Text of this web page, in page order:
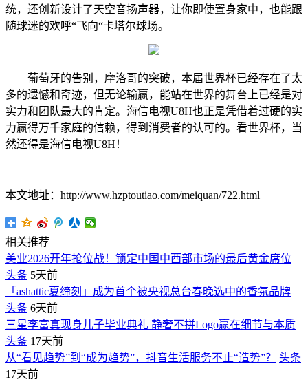
统，还创新设计了天空音扬声器，让你即使置身家中，也能跟
随球迷的欢呼“飞向“卡塔尔球场。
葡萄牙的告别，摩洛哥的突破，本届世界杯已经存在了太
多的遗憾和奇迹，但无论输赢，能站在世界的舞台上已经是对
实力和团队最大的肯定。海信电视U8H也正是凭借着过硬的实
力赢得万千家庭的信赖，得到消费者的认可的。看世界杯，当
然还得是海信电视U8H！
本文地址：http://www.hzptoutiao.com/meiquan/722.html
相关推荐
美业2026开年抢位战！锁定中国中西部市场的最后黄金席位
头条 5天前
「ashattic夏缔刻」成为首个被央视总台春晚选中的香氛品牌
头条 6天前
三星李富真现身儿子毕业典礼 静奢不拼Logo赢在细节与本质
头条 17天前
从“看见趋势”到“成为趋势”，抖音生活服务不止“造势”？
头条
17天前